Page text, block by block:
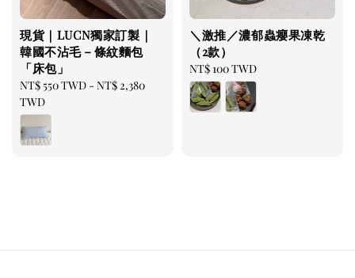
現貨｜LUCN獨家訂製｜
韓國不沾毛－條紋麵包
「床包」
Regular
price
NT$ 550 TWD - NT$ 2,380
TWD
＼激推／濃郁蟲癭果凍乾
（2款）
Regular
price
NT$ 100 TWD